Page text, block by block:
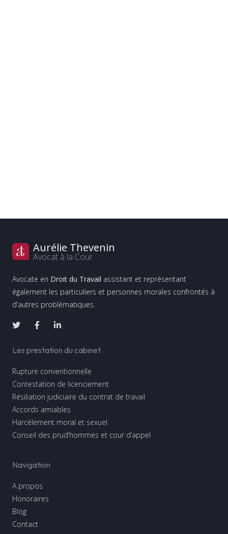
Aurélie Thevenin
Avocat à la Cour
Avocate en Droit du Travail assistant et représentant
également les particuliers et personnes morales confrontés à
d’autres problématiques.
Les prestation du cabinet
Rupture conventionnelle
Contestation de licenciement
Résiliation judiciaire du contrat de travail
Accords amiables
Harcèlement moral et sexuel
Conseil des prud’hommes et cour d’appel
Navigation
A propos
Honoraires
Blog
Contact